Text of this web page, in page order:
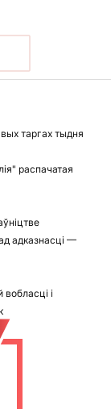
таргах тыдня
распачатая
адказнасці —
і